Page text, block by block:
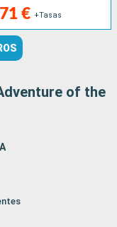
€ +Tasas
of the